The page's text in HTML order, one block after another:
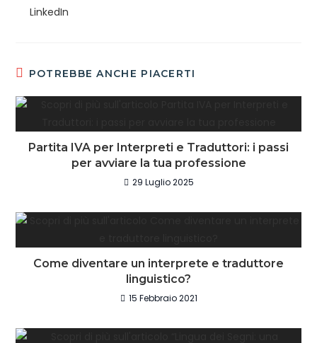
LinkedIn
POTREBBE ANCHE PIACERTI
Partita IVA per Interpreti e Traduttori: i passi
per avviare la tua professione
29 Luglio 2025
Come diventare un interprete e traduttore
linguistico?
15 Febbraio 2021